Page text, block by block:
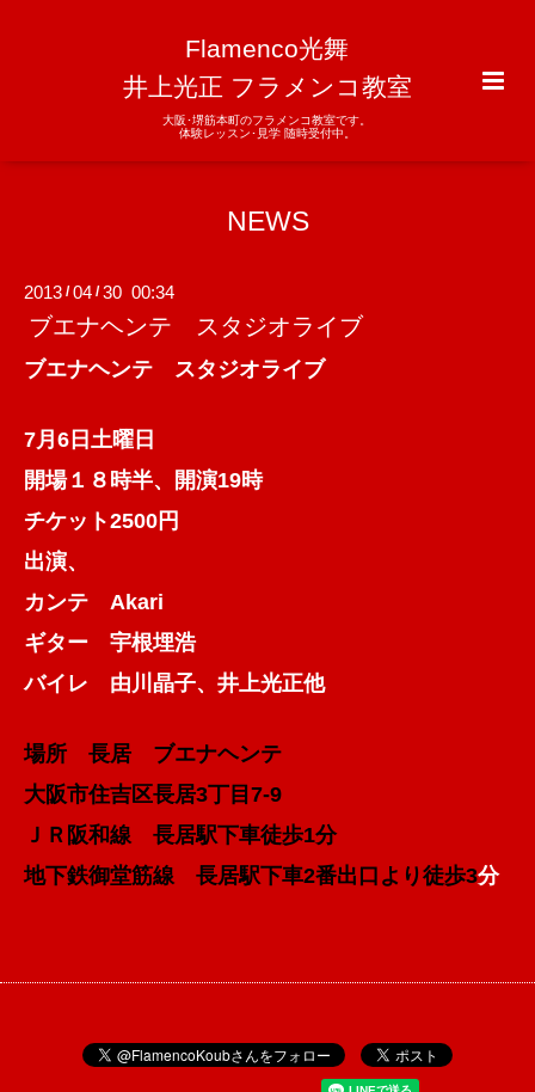
Flamenco光舞
井上光正 フラメンコ教室
大阪･堺筋本町のフラメンコ教室です。
体験レッスン･見学 随時受付中。
NEWS
2013 /04 /30 00:34
ブエナヘンテ スタジオライブ
ブエナヘンテ スタジオライブ
7月6日土曜日
開場１８時半、開演19時
チケット2500円
出演、
カンテ Akari
ギター 宇根埋浩
バイレ 由川晶子、井上光正他
場所 長居 ブエナヘンテ
大阪市住吉区長居3丁目7-9
ＪＲ阪和線 長居駅下車徒歩1分
地下鉄御堂筋線 長居駅下車2番出口より徒歩3分